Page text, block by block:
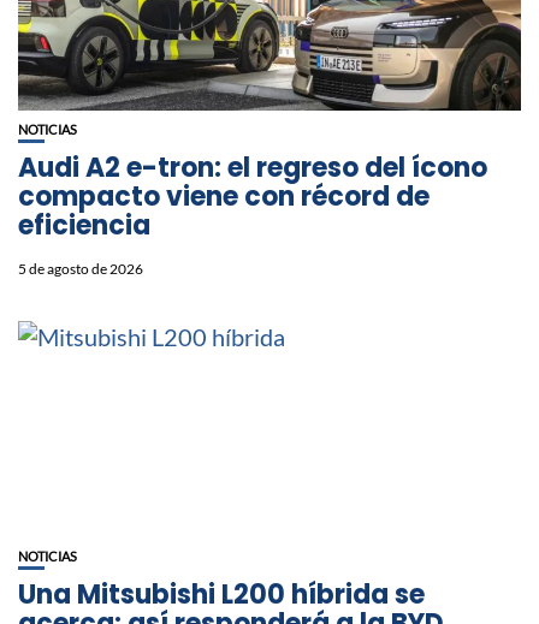
NOTICIAS
Audi A2 e-tron: el regreso del ícono
compacto viene con récord de
eficiencia
5 de agosto de 2026
NOTICIAS
Una Mitsubishi L200 híbrida se